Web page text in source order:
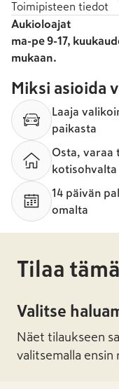
Toimipisteen tiedot
Aukioloajat
ma-pe 9-17,
mukaan.
Miksi asioida
Laaja
paikasta
Osta, varaa
kotisohvalta
14 päivän
omalta
Tilaa
Valitse
Näet tilaukseen
valitsemalla ensin